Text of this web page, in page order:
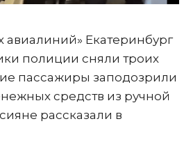
авиалиний» Екатеринбург
полиции сняли троих
пассажиры заподозрили
средств из ручной
рассказали в